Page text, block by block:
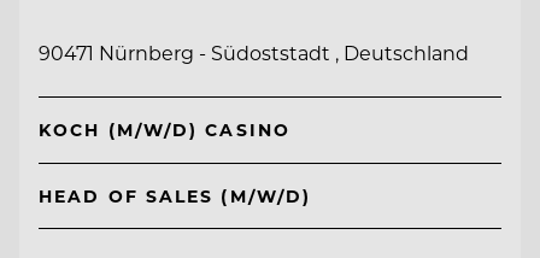
90471 Nürnberg - Südoststadt , Deutschland
KOCH (M/W/D) CASINO
HEAD OF SALES (M/W/D)